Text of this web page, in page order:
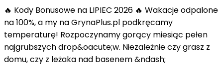
🔥 Kody Bonusowe na LIPIEC 2026 🔥 Wakacje odpalone
na 100%, a my na GrynaPlus.pl podkręcamy
temperaturę! Rozpoczynamy gorący miesiąc pełen
najgrubszych drop&oacute;w. Niezależnie czy grasz z
domu, czy z leżaka nad basenem &ndash;